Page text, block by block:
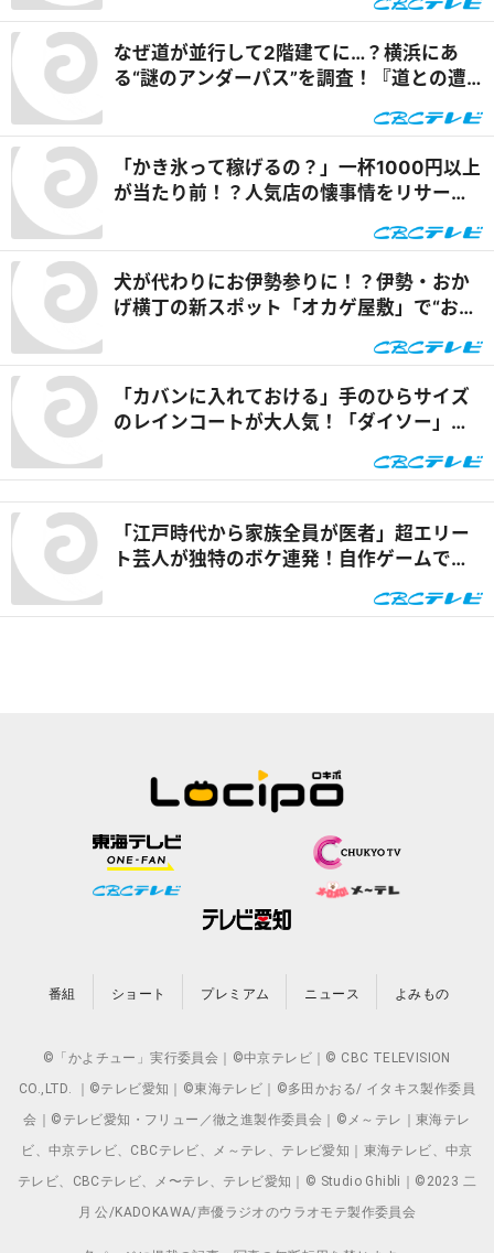
なぜ道が並行して2階建てに…？横浜にあ
る“謎のアンダーパス”を調査！『道との遭
「かき氷って稼げるの？」一杯1000円以上
が当たり前！？人気店の懐事情をリサーチ
犬が代わりにお伊勢参りに！？伊勢・おか
げ横丁の新スポット「オカゲ屋敷」で“おか
「カバンに入れておける」手のひらサイズ
のレインコートが大人気！「ダイソー」で
「江戸時代から家族全員が医者」超エリー
ト芸人が独特のボケ連発！自作ゲームで三
番組 ショート プレミアム ニュース よみもの
©「かよチュー」実行委員会｜©中京テレビ｜© CBC TELEVISION
CO.,LTD. ｜©テレビ愛知｜©東海テレビ｜©多田かおる/ イタキス製作委員
会｜©テレビ愛知・フリュー／徹之進製作委員会｜©メ～テレ｜東海テレ
ビ、中京テレビ、CBCテレビ、メ～テレ、テレビ愛知｜東海テレビ、中京
テレビ、CBCテレビ、メ〜テレ、テレビ愛知｜© Studio Ghibli｜©2023 二
月 公/KADOKAWA/声優ラジオのウラオモテ製作委員会